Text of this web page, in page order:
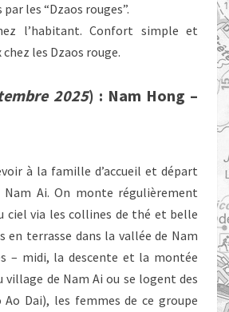
les “Dzaos rouges”.
l’habitant. Confort simple et
les Dzaos rouge.
2025) : Nam Hong –
à la famille d’accueil et départ
Ai. On monte régulièrement
ciel via les collines de thé et belle
en terrasse dans la vallée de Nam
– midi, la descente et la montée
village de Nam Ai ou se logent des
Ao Dai), les femmes de ce groupe